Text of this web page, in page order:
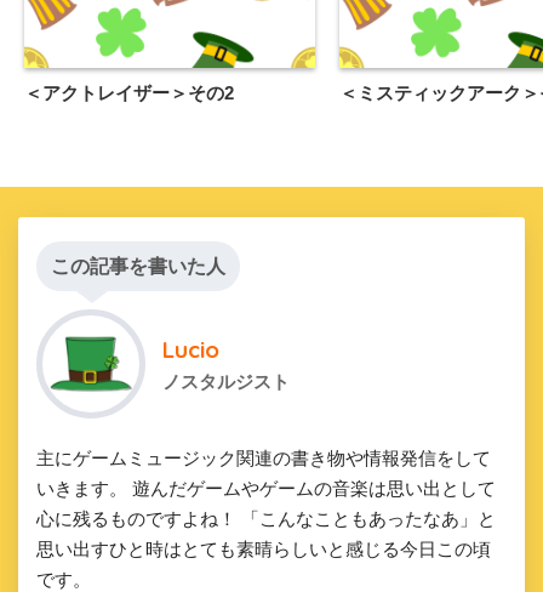
＜アクトレイザー＞その2 ＜ミスティックアーク
この記事を書いた人
Lucio
ノスタルジスト
主にゲームミュージック関連の書き物や情報発信をして
いきます。 遊んだゲームやゲームの音楽は思い出として
心に残るものですよね！ 「こんなこともあったなあ」と
思い出すひと時はとても素晴らしいと感じる今日この頃
です。